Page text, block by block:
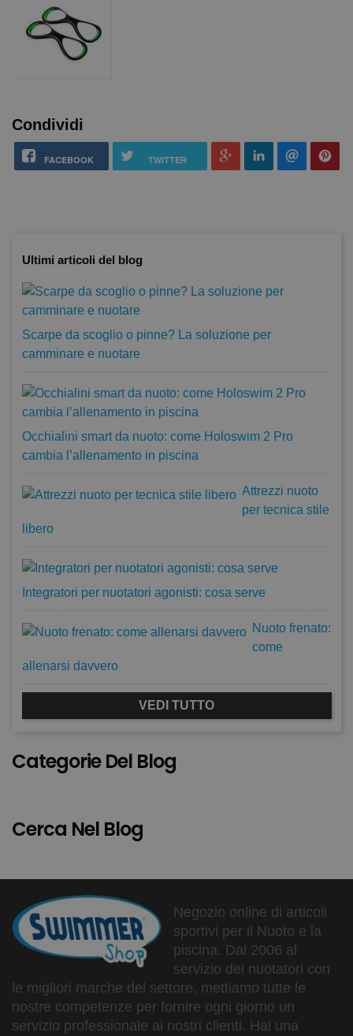
Condividi
FACEBOOK TWITTER
Ultimi articoli del blog
Scarpe da scoglio o pinne? La soluzione per
camminare e nuotare
Occhialini smart da nuoto: come Holoswim 2 Pro
cambia l’allenamento in piscina
Attrezzi nuoto
per tecnica stile
libero
Integratori per nuotatori agonisti: cosa serve
Nuoto frenato:
come
allenarsi davvero
VEDI TUTTO
Categorie Del Blog
Cerca Nel Blog
Negozio online di articoli
sportivi per il Nuoto e la
piscina. Dal 2006 al
servizio dei nuotatori con
le migliori marche del settore, mettiamo tutte le
nostre competenze per fornire ogni giorno un
servizio professionale ai nostri clienti. Hai una